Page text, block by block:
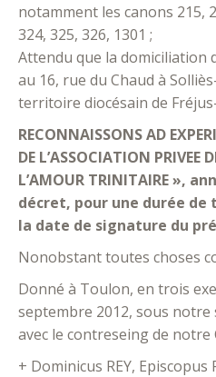
notamment les canons 215,
324, 325, 326, 1301 ;
Attendu que la domiciliation
au 16, rue du Chaud à
territoire diocésain de
RECONNAISSONS AD
DE L’ASSOCIATION PRIVEE
L’AMOUR TRINITAIRE »,
décret, pour une durée de
la date de signature du
Nonobstant toutes choses
Donné à Toulon, en trois
septembre 2012, sous
avec le contreseing de notre
+ Dominicus REY,